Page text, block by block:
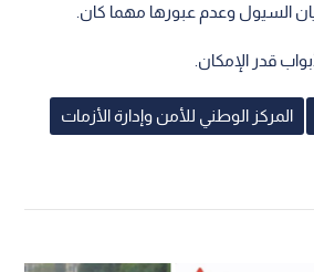
السيول وعدم عبورها مهما كان.
قدر الإمكان.
المركز الوطني للأمن وإدارة الأزمات